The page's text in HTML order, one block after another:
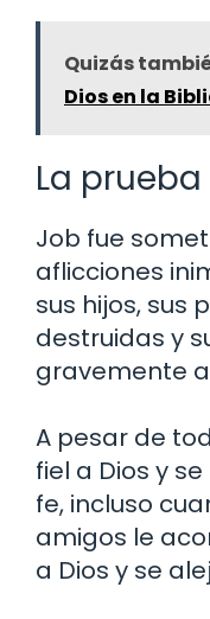
Quizás
Dios en la
La
Job fue
aflicciones
sus hijos, sus
destruidas y
gravemente
A pesar de
fiel a Dios y
fe, incluso
amigos le
a Dios y se